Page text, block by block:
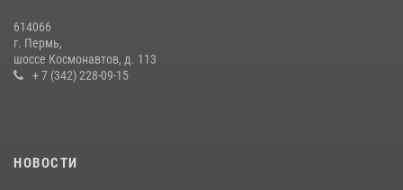
В Пермском крае росгвардейцы приняли участие в ярмарке
вакансий
614066
г. Пермь,
шоссе Космонавтов, д. 113
+ 7 (342) 228-09-15
НОВОСТИ